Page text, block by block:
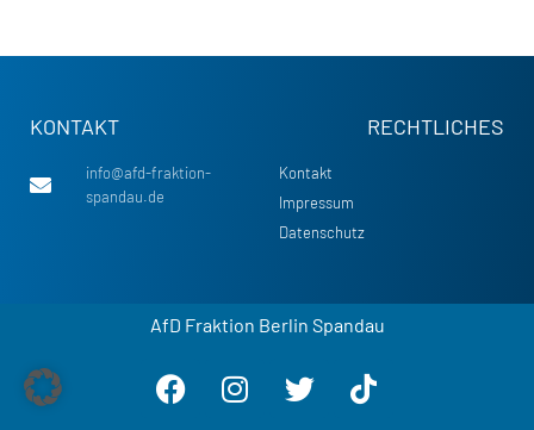
KONTAKT
info@afd-fraktion-
spandau.de
RECHTLICHES
Kontakt
Impressum
Datenschutz
AfD Fraktion Berlin Spandau